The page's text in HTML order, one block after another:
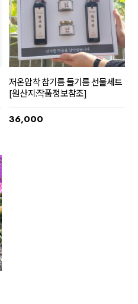
저온압착 참기름 들기름 선물세트
[원산지:작품정보참조]
36,000